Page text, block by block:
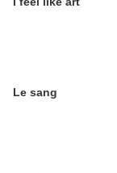
Le sang